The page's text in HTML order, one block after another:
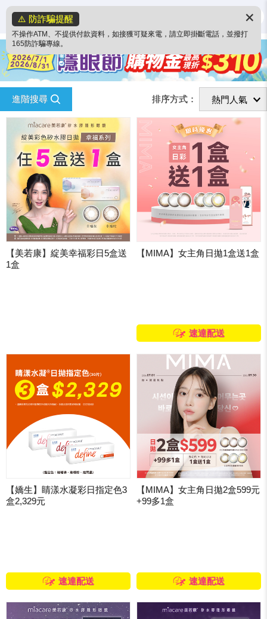
⚠️ 防詐騙提醒
不操作ATM、不提供付款資料，如接獲可疑來電，請立即掛斷電話，並撥打
165防詐騙專線。
✕
進階搜尋 排序方式：
【美若康】綻美幸福彩日5盒送
1盒
【MIMA】女主角日拋1盒送1盒
速達配送
【嬌生】睛漾水凝彩日指定色3
盒2,329元
速達配送
【MIMA】女主角日拋2盒599元
+99多1盒
速達配送